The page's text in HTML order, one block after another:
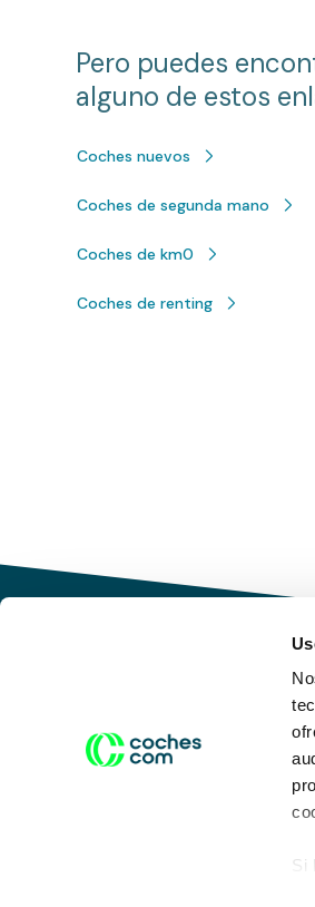
Si
Pero puedes
alguno de estos
Coches nuevos
Coches de segunda mano
Coches de km0
Coches de renting
Conduce tu futuro,
desata tu movilidad